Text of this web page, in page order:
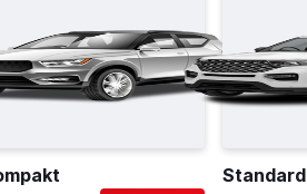
Standard